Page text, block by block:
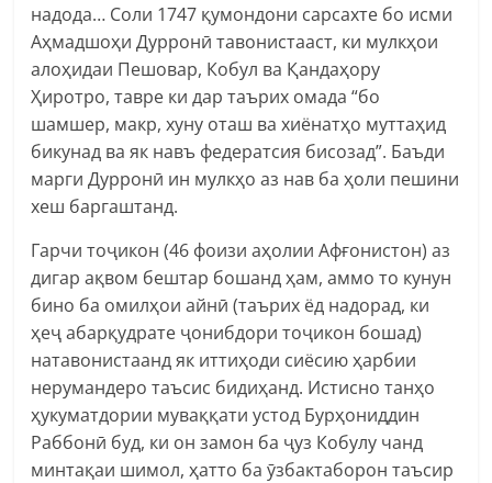
надода… Соли 1747 қумондони сарсахте бо исми
Аҳмадшоҳи Дурронӣ тавонистааст, ки мулкҳои
алоҳидаи Пешовар, Кобул ва Қандаҳору
Ҳиротро, тавре ки дар таърих омада “бо
шамшер, макр, хуну оташ ва хиёнатҳо муттаҳид
бикунад ва як навъ федератсия бисозад”. Баъди
марги Дурронӣ ин мулкҳо аз нав ба ҳоли пешини
хеш баргаштанд.
Гарчи тоҷикон (46 фоизи аҳолии Афғонистон) аз
дигар ақвом бештар бошанд ҳам, аммо то кунун
бино ба омилҳои айнӣ (таърих ёд надорад, ки
ҳеҷ абарқудрате ҷонибдори тоҷикон бошад)
натавонистаанд як иттиҳоди сиёсию ҳарбии
нерумандеро таъсис бидиҳанд. Истисно танҳо
ҳукуматдории муваққати устод Бурҳониддин
Раббонӣ буд, ки он замон ба ҷуз Кобулу чанд
минтақаи шимол, ҳатто ба ӯзбактаборон таъсир